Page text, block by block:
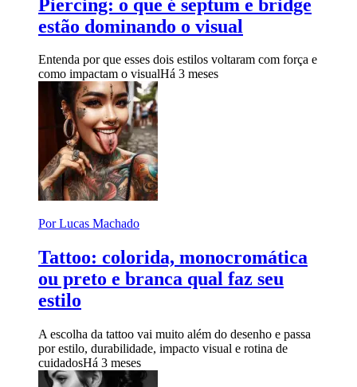
Piercing: o que é septum e bridge
estão dominando o visual
Entenda por que esses dois estilos voltaram com força e
como impactam o visualHá 3 meses
Por Lucas Machado
Tattoo: colorida, monocromática
ou preto e branca qual faz seu
estilo
A escolha da tattoo vai muito além do desenho e passa
por estilo, durabilidade, impacto visual e rotina de
cuidadosHá 3 meses